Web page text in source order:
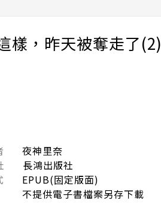
樣，昨天被奪走了(2)
夜神里奈
長鴻出版社
EPUB(固定版面)
不提供電子書檔案另存下載